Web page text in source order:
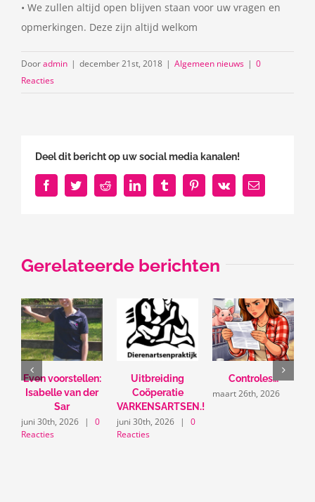
• We zullen altijd open blijven staan voor uw vragen en
opmerkingen. Deze zijn altijd welkom
Dooradmin | december 21st, 2018 | Algemeen nieuws | 0
Reacties
Deel dit bericht op uw social media kanalen!
FacebookTwitterRedditLinkedInTumblr PinterestVk
E-
mail
Gerelateerde berichten
Even voorstellen:
Isabelle van der
Sar
juni 30th, 2026 |
0
Reacties
Uitbreiding
Coöperatie
VARKENSARTSEN.!
juni 30th, 2026 |
0
Reacties
Controles…
maart 26th, 2026